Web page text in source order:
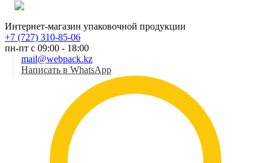
Интернет-магазин упаковочной продукции
+7 (727) 310-85-06
пн-пт с 09:00 - 18:00
mail@webpack.kz
Написать в WhatsApp